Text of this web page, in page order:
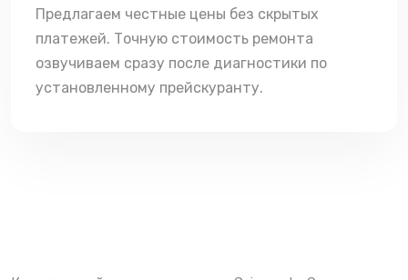
Предлагаем честные цены без скрытых
платежей. Точную стоимость ремонта
озвучиваем сразу после диагностики по
установленному прейскуранту.